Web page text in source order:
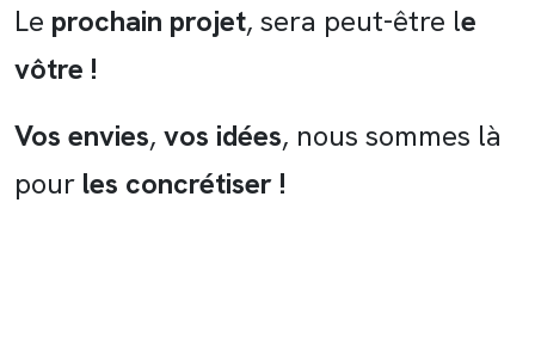
Le prochain projet, sera peut-être le
vôtre !
Vos envies, vos idées, nous sommes là
pour les concrétiser !